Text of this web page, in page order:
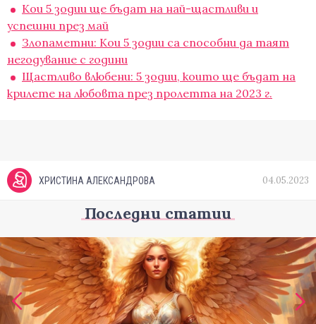
Кои 5 зодии ще бъдат на най-щастливи и
успешни през май
Злопаметни: Кои 5 зодии са способни да таят
негодувание с години
Щастливо влюбени: 5 зодии, които ще бъдат на
крилете на любовта през пролетта на 2023 г.
ХРИСТИНА АЛЕКСАНДРОВА 04.05.2023
Последни статии